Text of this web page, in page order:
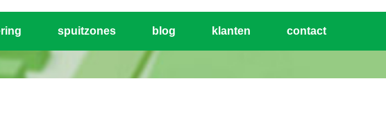
spuitzones blog klanten contact